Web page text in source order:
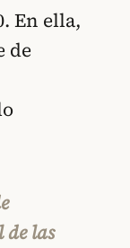
En ella,
de
de las